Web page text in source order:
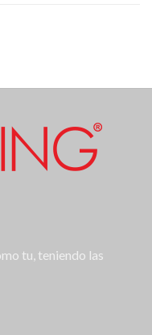
tu, teniendo las